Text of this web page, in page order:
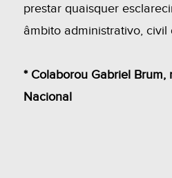
prestar quaisquer
âmbito administrativo, civil
* Colaborou Gabriel Brum,
Nacional